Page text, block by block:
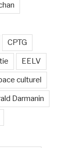
CPTG
EELV
culturel
Darmanin